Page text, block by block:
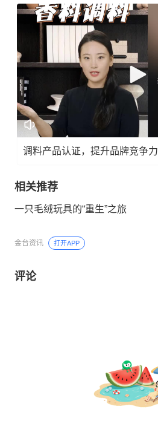
调料产品认证，提升品牌竞争力
相关推荐
一只毛绒玩具的“重生”之旅
金台资讯 打开APP
评论